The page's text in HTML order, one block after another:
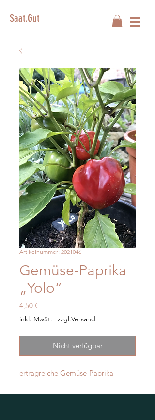
Saat.Gut
Artikelnummer: 2021046
Gemüse-Paprika
„Yolo“
4,50 €Preis
inkl. MwSt. | zzgl.Versand
Nicht verfügbar
ertragreiche Gemüse-Paprika